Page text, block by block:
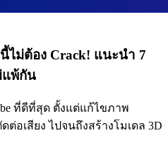
ไม่ต้อง Crack! แนะนำ 7
แพ้กัน
ที่ดีที่สุด ตั้งแต่แก้ไขภาพ
อเสียง ไปจนถึงสร้างโมเดล 3D